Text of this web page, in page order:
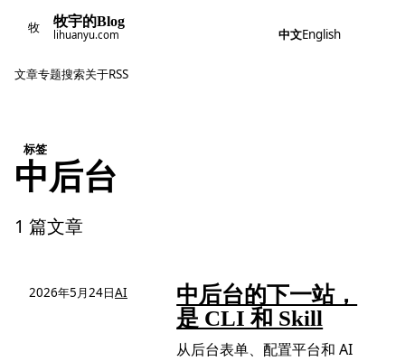
牧 牧宇的Blog
lihuanyu.com 中文English
文章专题搜索关于RSS
标签
中后台
1 篇文章
2026年5月24日AI
中后台的下一站，
是 CLI 和 Skill
从后台表单、配置平台和 AI